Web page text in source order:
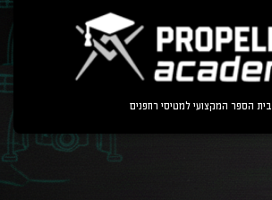
בית הספר המקצועי למטיסי רחפנים